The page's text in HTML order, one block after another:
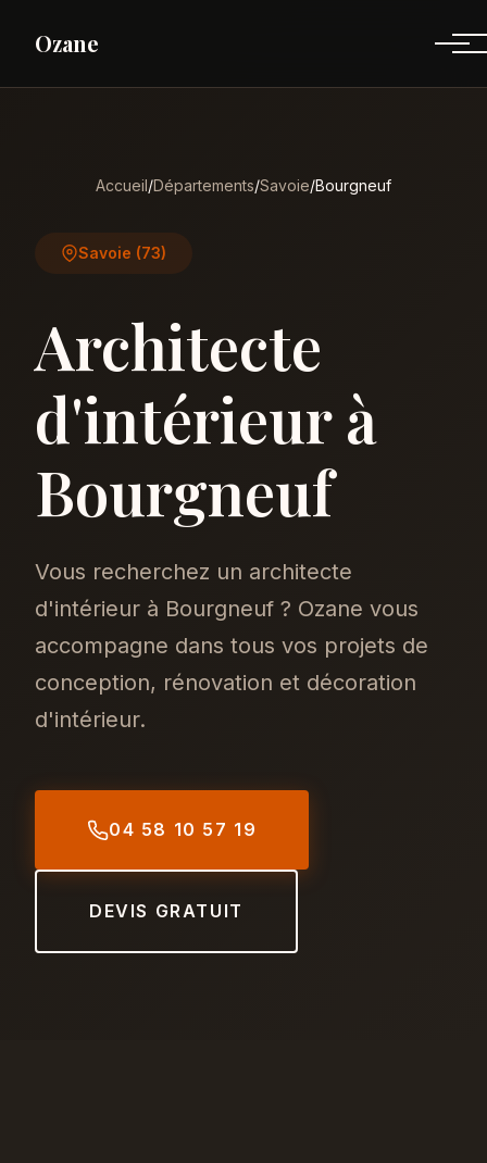
Ozane
Accueil/Départements/Savoie/Bourgneuf
Savoie (73)
Architecte
d'intérieur à
Bourgneuf
Vous recherchez un architecte
d'intérieur à Bourgneuf ? Ozane vous
accompagne dans tous vos projets de
conception, rénovation et décoration
d'intérieur.
04 58 10 57 19
DEVIS GRATUIT